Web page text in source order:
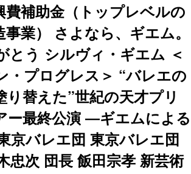
費補助金（トップレベルの
業） さよなら、ギエム。
とう シルヴィ・ギエム ＜
・プログレス＞ “バレエの
り替えた”世紀の天才プリ
ー最終公演 ―ギエムによる
京バレエ団 東京バレエ団
忠次 団長 飯田宗孝 新芸術